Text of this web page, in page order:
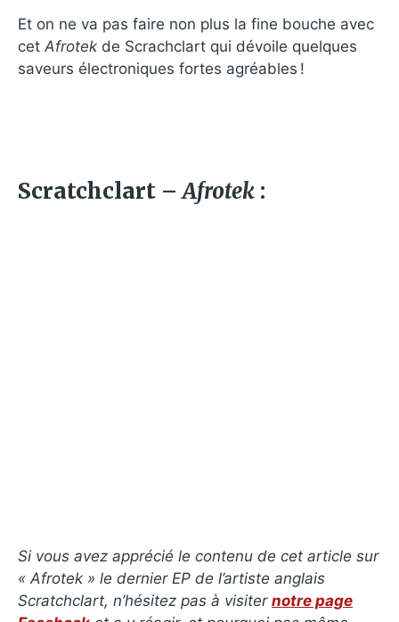
Et on ne va pas faire non plus la fine bouche avec
cet Afrotek de Scrachclart qui dévoile quelques
saveurs électroniques fortes agréables !
Scratchclart –Afrotek :
Si vous avez apprécié le contenu de cet article sur
« Afrotek » le dernier EP de l’artiste anglais
Scratchclart, n’hésitez pas à visiter notre page